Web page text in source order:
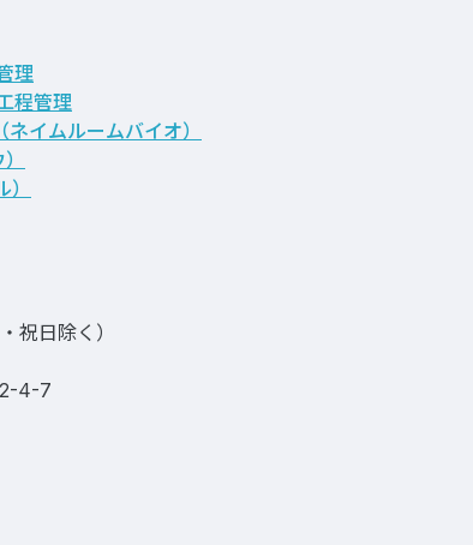
理
程管理
（ネイムルームバイオ）
祝日除く）
4-7